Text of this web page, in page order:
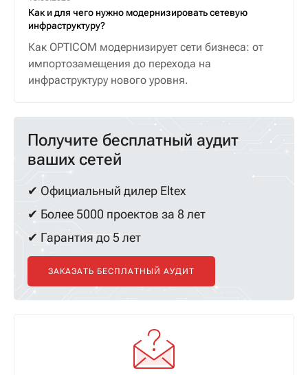
Как и для чего нужно модернизировать сетевую
инфраструктуру?
Как OPTICOM модернизирует сети бизнеса: от
импортозамещения до перехода на
инфраструктуру нового уровня.
Получите бесплатный аудит
ваших сетей
✔ Официальный дилер Eltex
✔ Более 5000 проектов за 8 лет
✔ Гарантия до 5 лет
ЗАКАЗАТЬ БЕСПЛАТНЫЙ АУДИТ